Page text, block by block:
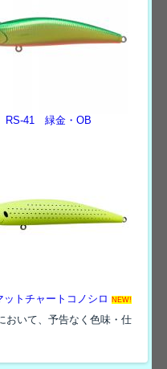
RS-41 緑金・OB
ットチャートコノシロ NEW!
おいて、予告なく色味・仕